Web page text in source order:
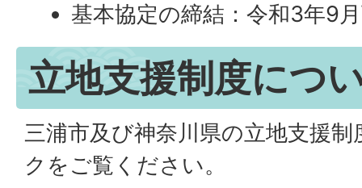
基本協定の締結：令和3年9
立地支援制度につ
三浦市及び神奈川県の立地支援
クをご覧ください。